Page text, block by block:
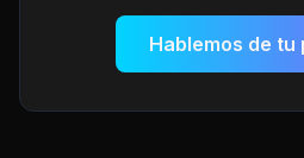
Hablemos de tu